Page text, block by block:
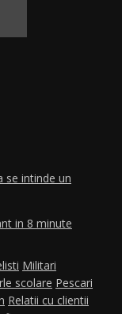
se intinde un
in 8 minute
Militari
scolare Pescari
Relatii cu clientii